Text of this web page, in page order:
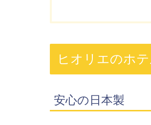
ヒオリエのホ
安心の日本製